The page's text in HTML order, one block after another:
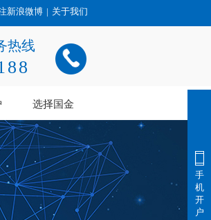
新浪微博 | 关于我们
热线
选择国金
手
机
开
户